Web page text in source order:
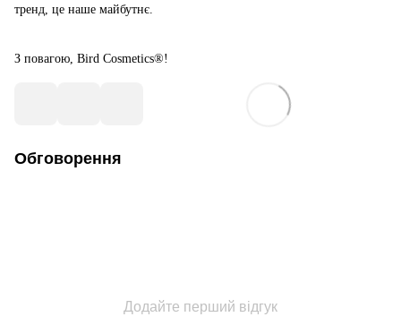
тренд, це наше майбутнє.
З повагою, Bird Cosmetics®!
Обговорення
Додайте перший відгук